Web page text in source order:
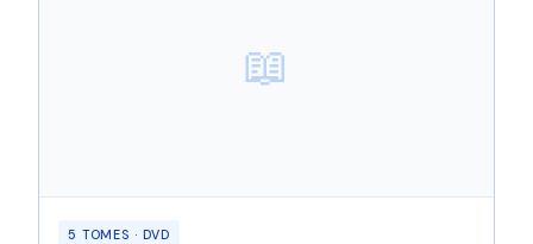
📖
5 TOMES · DVD